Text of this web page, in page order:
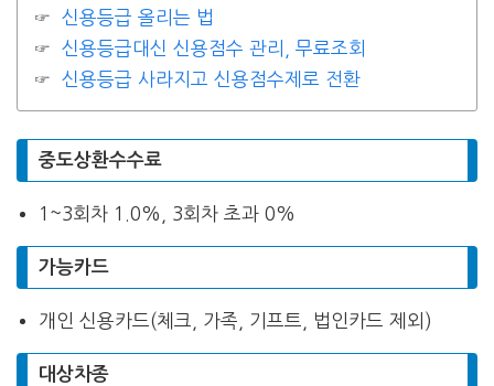
신용등급 올리는 법
신용등급대신 신용점수 관리, 무료조회
신용등급 사라지고 신용점수제로 전환
중도상환수수료
1~3회차 1.0%, 3회차 초과 0%
가능카드
개인 신용카드(체크, 가족, 기프트, 법인카드 제외)
대상차종